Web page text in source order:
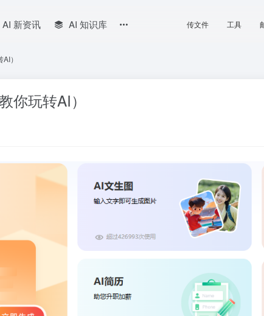
AI 新资讯 AI 知识库 传文件 工具
）
你玩转AI）